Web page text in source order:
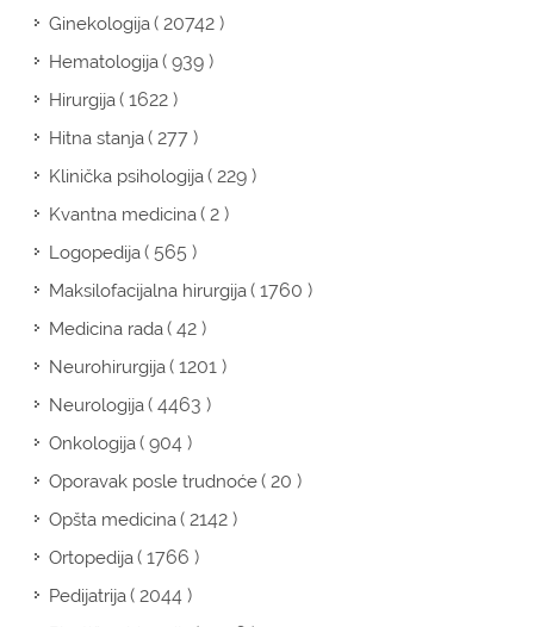
Ginekologija( 20742 )
Hematologija( 939 )
Hirurgija( 1622 )
Hitna stanja( 277 )
Klinička psihologija( 229 )
Kvantna medicina( 2 )
Logopedija( 565 )
Maksilofacijalna hirurgija( 1760 )
Medicina rada( 42 )
Neurohirurgija( 1201 )
Neurologija( 4463 )
Onkologija( 904 )
Oporavak posle trudnoće( 20 )
Opšta medicina( 2142 )
Ortopedija( 1766 )
Pedijatrija( 2044 )